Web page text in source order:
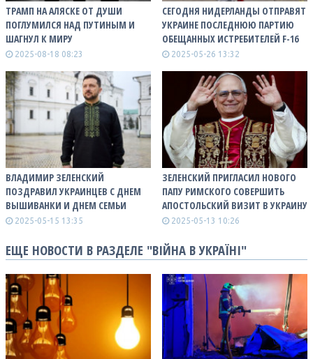
ТРАМП НА АЛЯСКЕ ОТ ДУШИ
ПОГЛУМИЛСЯ НАД ПУТИНЫМ И
ШАГНУЛ К МИРУ
2025-08-18 08:23
СЕГОДНЯ НИДЕРЛАНДЫ ОТПРАВЯТ
УКРАИНЕ ПОСЛЕДНЮЮ ПАРТИЮ
ОБЕЩАННЫХ ИСТРЕБИТЕЛЕЙ F-16
2025-05-26 13:32
ВЛАДИМИР ЗЕЛЕНСКИЙ
ПОЗДРАВИЛ УКРАИНЦЕВ С ДНЕМ
ВЫШИВАНКИ И ДНЕМ СЕМЬИ
2025-05-15 13:35
ЗЕЛЕНСКИЙ ПРИГЛАСИЛ НОВОГО
ПАПУ РИМСКОГО СОВЕРШИТЬ
АПОСТОЛЬСКИЙ ВИЗИТ В УКРАИНУ
2025-05-13 10:26
ЕЩЕ НОВОСТИ В РАЗДЕЛЕ "ВІЙНА В УКРАЇНІ"